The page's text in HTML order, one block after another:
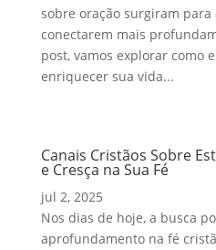
sobre oração surgiram para
conectarem mais
post, vamos explorar como
enriquecer sua vida...
Canais Cristãos Sobre
e Cresça na Sua Fé
jul 2, 2025
Nos dias de hoje, a busca
aprofundamento na fé